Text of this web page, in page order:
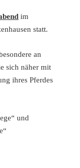
im
statt.
an
sich näher mit
ihres Pferdes
und